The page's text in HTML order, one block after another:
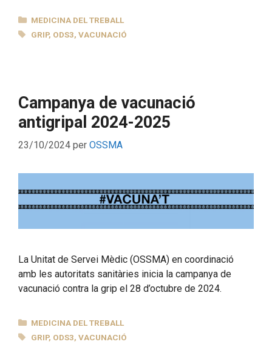
CATEGORIES
MEDICINA DEL TREBALL
ETIQUETES
GRIP, ODS3,VACUNACIÓ
Campanya de vacunació
antigripal 2024-2025
23/10/2024 per OSSMA
La Unitat de Servei Mèdic (OSSMA) en coordinació
amb les autoritats sanitàries inicia la campanya de
vacunació contra la grip el 28 d’octubre de 2024.
CATEGORIES
MEDICINA DEL TREBALL
ETIQUETES
GRIP, ODS3,VACUNACIÓ